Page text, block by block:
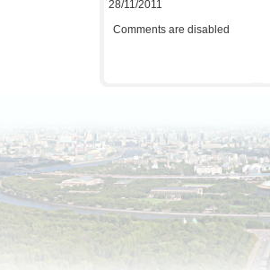
28/11/2011
Comments are disabled